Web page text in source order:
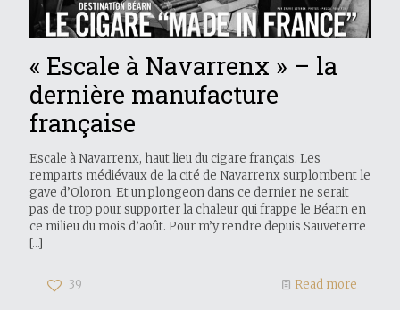
« Escale à Navarrenx » – la
dernière manufacture
française
Escale à Navarrenx, haut lieu du cigare français. Les
remparts médiévaux de la cité de Navarrenx surplombent le
gave d’Oloron. Et un plongeon dans ce dernier ne serait
pas de trop pour supporter la chaleur qui frappe le Béarn en
ce milieu du mois d’août. Pour m’y rendre depuis Sauveterre
[…]
39 Read more